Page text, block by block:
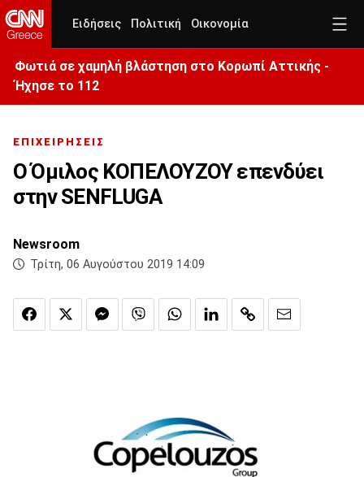
Ειδήσεις Πολιτική Οικονομία
Φωτιά σε χαμηλή βλάστηση στο Κορωπί Αττικής -
Ήχησε το 112
ΕΠΙΧΕΙΡΗΣΕΙΣ
Ο Όμιλος ΚΟΠΕΛΟΥΖΟΥ επενδύει
στην SENFLUGA
Newsroom
Τρίτη, 06 Αυγούστου 2019 14:09